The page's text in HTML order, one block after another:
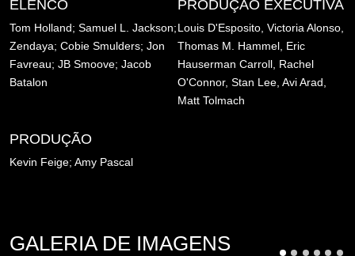
ELENCO
Tom Holland; Samuel L. Jackson;
Zendaya; Cobie Smulders; Jon
Favreau; JB Smoove; Jacob
Batalon
PRODUÇÃO EXECUTIVA
Louis D'Esposito, Victoria Alonso,
Thomas M. Hammel, Eric
Hauserman Carroll, Rachel
O'Connor, Stan Lee, Avi Arad,
Matt Tolmach
PRODUÇÃO
Kevin Feige; Amy Pascal
GALERIA DE IMAGENS